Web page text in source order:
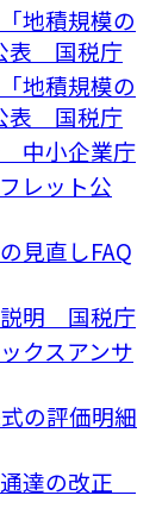
地積規模の
表 国税庁
地積規模の
表 国税庁
中小企業庁
レット公
見直しFAQ
説明 国税庁
クスアンサ
の評価明細
達の改正